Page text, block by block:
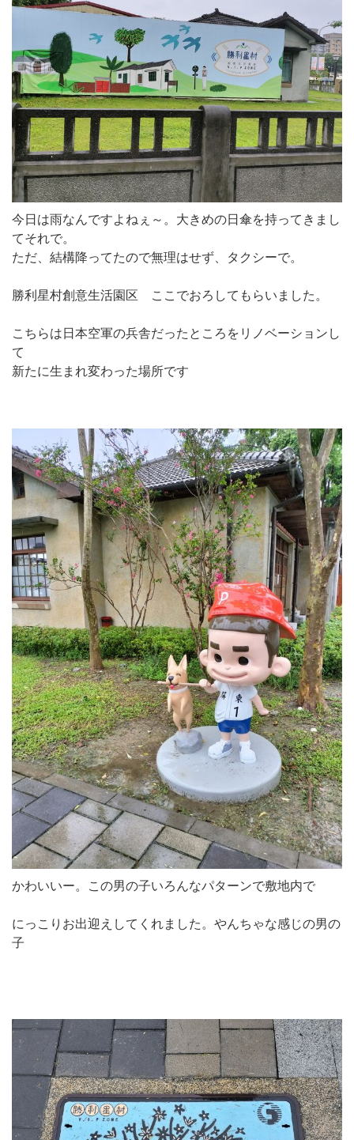
今日は雨なんですよねぇ～。大きめの日傘を持ってきまし
てそれで。
ただ、結構降ってたので無理はせず、タクシーで。
勝利星村創意生活園区 ここでおろしてもらいました。
こちらは日本空軍の兵舎だったところをリノベーションし
て
新たに生まれ変わった場所です
かわいいー。この男の子いろんなパターンで敷地内で
にっこりお出迎えしてくれました。やんちゃな感じの男の
子